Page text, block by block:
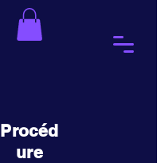
Procéd
ure